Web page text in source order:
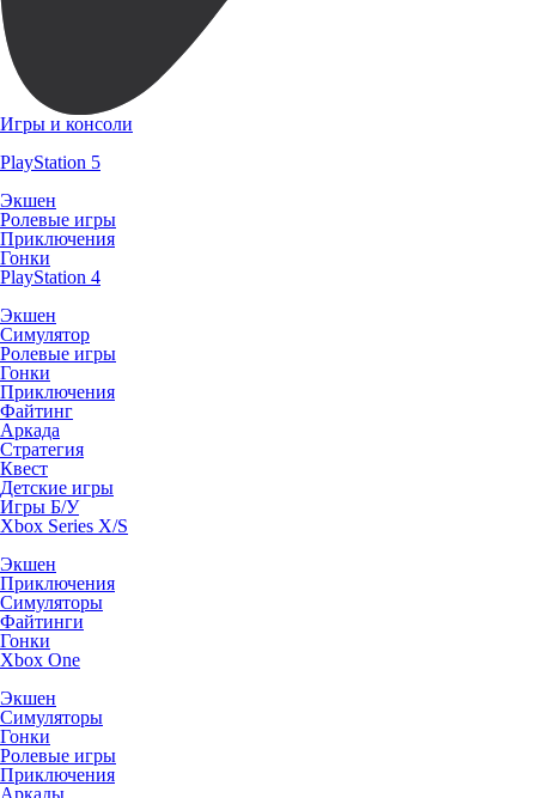
Игры и консоли
PlayStation 5
Экшен
Ролевые игры
Приключения
Гонки
PlayStation 4
Экшен
Симулятор
Ролевые игры
Гонки
Приключения
Файтинг
Аркада
Стратегия
Квест
Детские игры
Игры Б/У
Xbox Series X/S
Экшен
Приключения
Симуляторы
Файтинги
Гонки
Xbox One
Экшен
Симуляторы
Гонки
Ролевые игры
Приключения
Аркады